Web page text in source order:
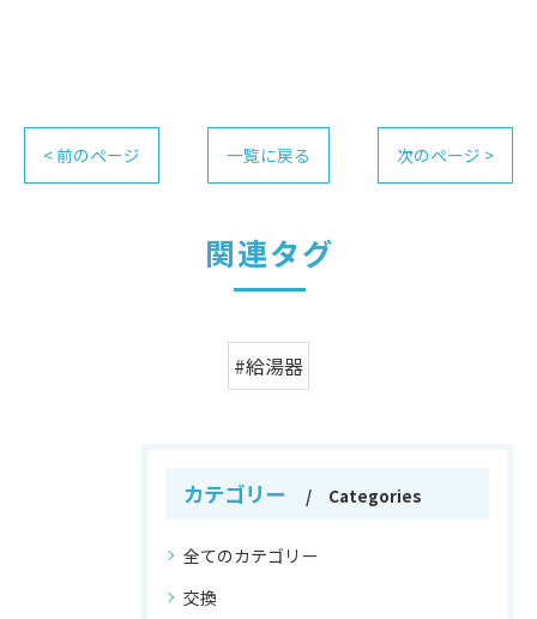
< 前のページ 一覧に戻る 次のページ >
関連タグ
#給湯器
カテゴリー Categories
全てのカテゴリー
交換